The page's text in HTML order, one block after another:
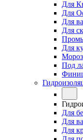
Для
Для
Для
Для
Для
Под
Для
Для
Для